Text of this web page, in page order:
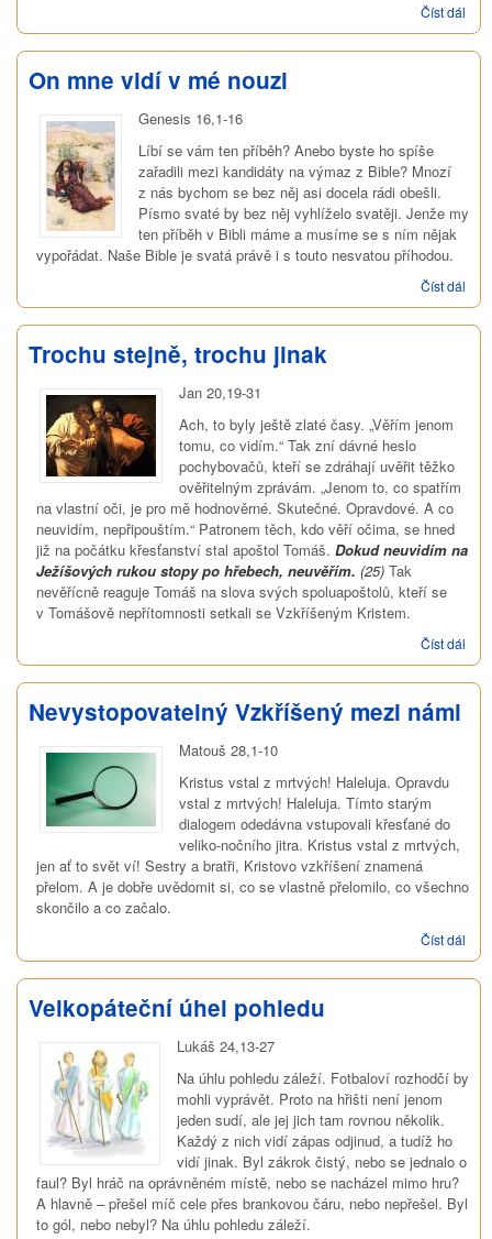
Číst dál
On mne vidí v mé nouzi
Genesis 16,1-16
Líbí se vám ten příběh? Anebo byste ho spíše
zařadili mezi kandidáty na výmaz z Bible? Mnozí
z nás bychom se bez něj asi docela rádi obešli.
Písmo svaté by bez něj vyhlíželo svatěji. Jenže my
ten příběh v Bibli máme a musíme se s ním nějak
vypořádat. Naše Bible je svatá právě i s touto nesvatou příhodou.
Číst dál
mne
vidí
Trochu stejně, trochu jinak
Jan 20,19-31
Ach, to byly ještě zlaté časy. „Věřím jenom
tomu, co vidím.“ Tak zní dávné heslo
pochybovačů, kteří se zdráhají uvěřit těžko
ověřitelným zprávám. „Jenom to, co spatřím
na vlastní oči, je pro mě hodnověrné. Skutečné. Opravdové. A co
neuvidím, nepřipouštím.“ Patronem těch, kdo věří očima, se hned
již na počátku křesťanství stal apoštol Tomáš. Dokud neuvidím na
Ježíšových rukou stopy po hřebech, neuvěřím. (25)Tak
nevěřícně reaguje Tomáš na slova svých spoluapoštolů, kteří se
v Tomášově nepřítomnosti setkali se Vzkříšeným Kristem.
Číst dál
Nevystopovatelný Vzkříšený mezi námi
Matouš 28,1-10
Kristus vstal z mrtvých! Haleluja. Opravdu
vstal z mrtvých! Haleluja. Tímto starým
dialogem odedávna vstupovali křesťané do
veliko-nočního jitra. Kristus vstal z mrtvých,
jen ať to svět ví! Sestry a bratři, Kristovo vzkříšení znamená
přelom. A je dobře uvědomit si, co se vlastně přelomilo, co všechno
skončilo a co začalo.
Číst dál
Velkopáteční úhel pohledu
Lukáš 24,13-27
Na úhlu pohledu záleží. Fotbaloví rozhodčí by
mohli vyprávět. Proto na hřišti není jenom
jeden sudí, ale jej jich tam rovnou několik.
Každý z nich vidí zápas odjinud, a tudíž ho
vidí jinak. Byl zákrok čistý, nebo se jednalo o
faul? Byl hráč na oprávněném místě, nebo se nacházel mimo hru?
A hlavně – přešel míč cele přes brankovou čáru, nebo nepřešel. Byl
to gól, nebo nebyl? Na úhlu pohledu záleží.